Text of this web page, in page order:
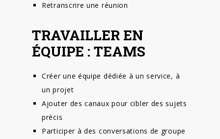
Retranscrire une réunion
TRAVAILLER EN
ÉQUIPE : TEAMS
Créer une équipe dédiée à un service, à
un projet
Ajouter des canaux pour cibler des sujets
précis
Participer à des conversations de groupe